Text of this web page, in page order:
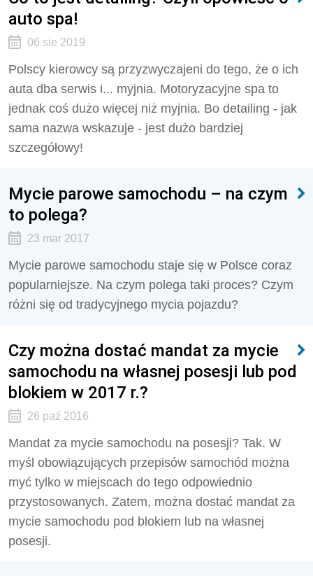
auto spa!
06 sie 2019
Polscy kierowcy są przyzwyczajeni do tego, że o ich
auta dba serwis i... myjnia. Motoryzacyjne spa to
jednak coś dużo więcej niż myjnia. Bo detailing - jak
sama nazwa wskazuje - jest dużo bardziej
szczegółowy!
Mycie parowe samochodu – na czym
to polega?
23 mar 2017
Mycie parowe samochodu staje się w Polsce coraz
popularniejsze. Na czym polega taki proces? Czym
różni się od tradycyjnego mycia pojazdu?
Czy można dostać mandat za mycie
samochodu na własnej posesji lub pod
blokiem w 2017 r.?
26 paź 2016
Mandat za mycie samochodu na posesji? Tak. W
myśl obowiązujących przepisów samochód można
myć tylko w miejscach do tego odpowiednio
przystosowanych. Zatem, można dostać mandat za
mycie samochodu pod blokiem lub na własnej
posesji.